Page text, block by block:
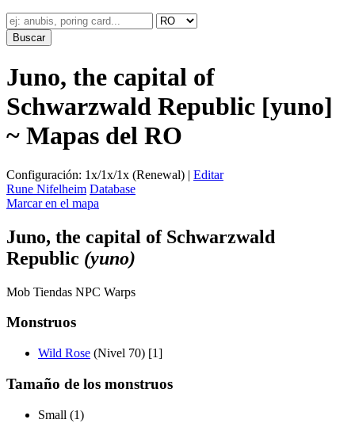
Juno, the capital of
Schwarzwald Republic [yuno]
~ Mapas del RO
Configuración: 1x/1x/1x (Renewal) | Editar
Rune Nifelheim Database
Marcar en el mapa
Juno, the capital of Schwarzwald
Republic (yuno)
Mob Tiendas NPC Warps
Monstruos
Wild Rose (Nivel 70) [1]
Tamaño de los monstruos
Small (1)